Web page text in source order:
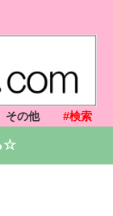
その他 #検索
☆